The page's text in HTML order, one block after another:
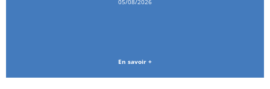
05/08/2026
En savoir +